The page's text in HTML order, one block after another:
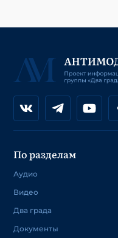
По разделам
Аудио
Видео
Два града
Документы